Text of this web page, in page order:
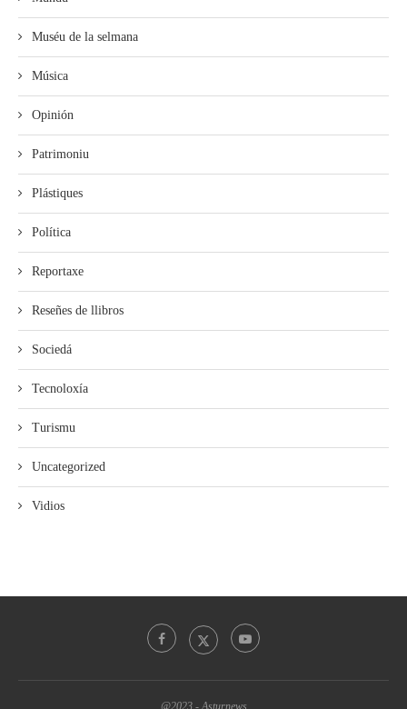
Muséu de la selmana
Música
Opinión
Patrimoniu
Plástiques
Política
Reportaxe
Reseñes de llibros
Sociedá
Tecnoloxía
Turismu
Uncategorized
Vidios
@2023 - Asturnews